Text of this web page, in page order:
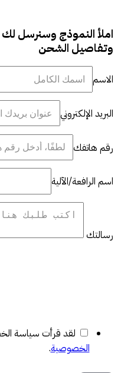
املأ النموذج وسنرسل
وتفاصيل الشحن
الاسم
البريد الإلكتروني
رقم هاتفك
اسم الرافعة/الآلية
رسالتك
لقد قرأت سياسة
الخصوصية.